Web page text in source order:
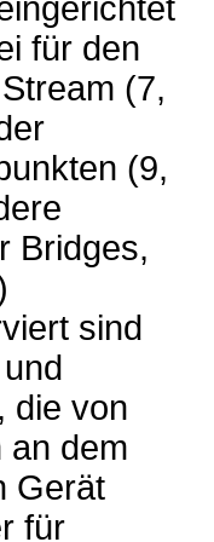
für den
(7,
(9,
Bridges,
sind
die von
an dem
Gerät
für